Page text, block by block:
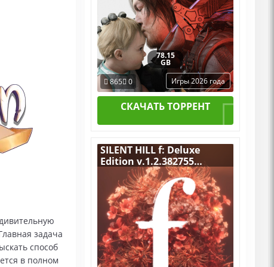
задача
способ
в полном
78.15
GB
865
0 Игры 2026 года
СКАЧАТЬ ТОРРЕНТ
SILENT HILL f: Deluxe
Edition v.1.2.382755
[RUS|ENG] (2025) PC
RePack от Wanterlude со
всеми DLC